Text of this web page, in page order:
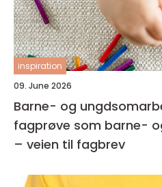
inspiration
09. June 2026
Barne- og
fagprøve som barne-
– veien til fagbrev